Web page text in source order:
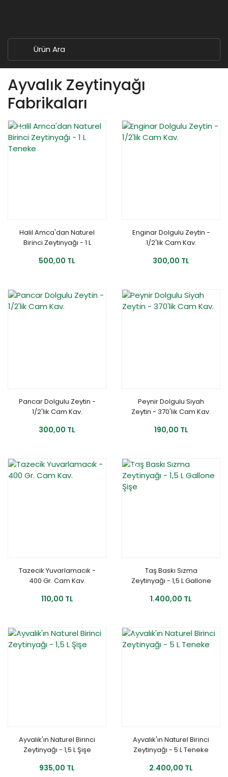
Ayvalık Zeytinyağı
Fabrikaları
YENİ
Halil Amca'dan Naturel
Birinci Zeytinyağı - 1 L
500,00 TL
Enginar Dolgulu Zeytin -
1/2'lik Cam Kav.
300,00 TL
Pancar Dolgulu Zeytin -
1/2'lik Cam Kav.
300,00 TL
Peynir Dolgulu Siyah
Zeytin - 370'lik Cam Kav.
190,00 TL
Tazecik Yuvarlamacık -
400 Gr. Cam Kav.
110,00 TL
YENİ
Taş Baskı Sızma
Zeytinyağı - 1,5 L Gallone
1.400,00 TL
YENİ
Ayvalık'ın Naturel Birinci
Zeytinyağı - 1,5 L Şişe
935,00 TL
YENİ
Ayvalık'ın Naturel Birinci
Zeytinyağı - 5 L Teneke
2.400,00 TL